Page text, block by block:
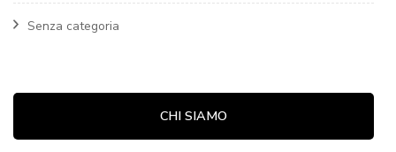
Senza categoria
CHI SIAMO